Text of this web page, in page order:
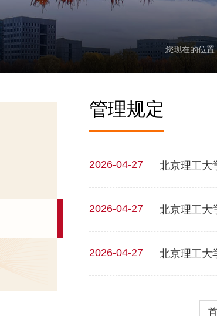
您现在的位置
管理规定
2026-04-27 北京理工大
2026-04-27 北京理工大
2026-04-27 北京理工大